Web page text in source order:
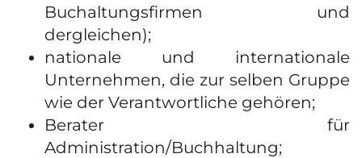
Buchaltungsfirmen und
dergleichen);
nationale und internationale
Unternehmen, die zur selben Gruppe
wie der Verantwortliche gehören;
Berater für
Administration/Buchhaltung;